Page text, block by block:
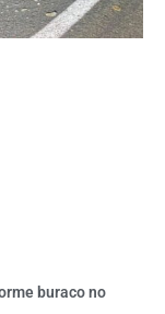
buraco no